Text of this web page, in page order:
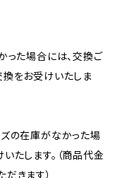
った場合には、交換ご
をお受けいたしま
の在庫がなかった場
たします。（商品代金
きます）